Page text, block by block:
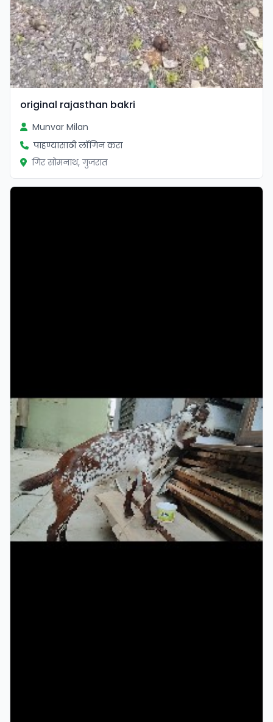
original rajasthan bakri
Munvar Milan
पाहण्यासाठी लॉगिन करा
गिर सोमनाथ, गुजरात